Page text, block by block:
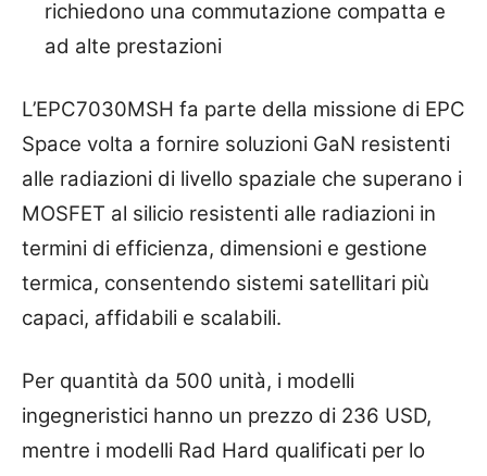
richiedono una commutazione compatta e
ad alte prestazioni
L’EPC7030MSH fa parte della missione di EPC
Space volta a fornire soluzioni GaN resistenti
alle radiazioni di livello spaziale che superano i
MOSFET al silicio resistenti alle radiazioni in
termini di efficienza, dimensioni e gestione
termica, consentendo sistemi satellitari più
capaci, affidabili e scalabili.
Per quantità da 500 unità, i modelli
ingegneristici hanno un prezzo di 236 USD,
mentre i modelli Rad Hard qualificati per lo